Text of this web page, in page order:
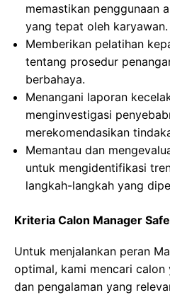
memastikan penggunaan
yang tepat oleh karyawan.
Memberikan pelatihan
tentang prosedur
berbahaya.
Menangani laporan
menginvestigasi
merekomendasikan
Memantau dan
untuk mengidentifikasi
langkah-langkah yang
Kriteria Calon Manager
Untuk menjalankan peran
optimal, kami mencari
dan pengalaman yang